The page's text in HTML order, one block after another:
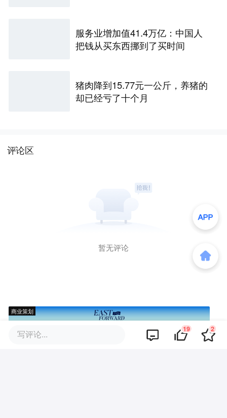
服务业增加值41.4万亿：中国人
把钱从买东西挪到了买时间
猪肉降到15.77元一公斤，养猪的
却已经亏了十个月
评论区
暂无评论
商业策划
写评论... 19 2